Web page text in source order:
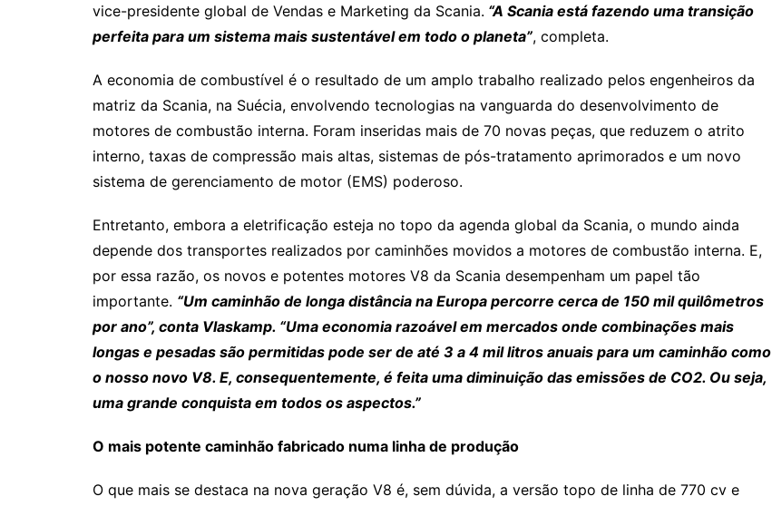
vice-presidente global de Vendas e Marketing da Scania. “A Scania está fazendo uma transição
perfeita para um sistema mais sustentável em todo o planeta”, completa.
A economia de combustível é o resultado de um amplo trabalho realizado pelos engenheiros da
matriz da Scania, na Suécia, envolvendo tecnologias na vanguarda do desenvolvimento de
motores de combustão interna. Foram inseridas mais de 70 novas peças, que reduzem o atrito
interno, taxas de compressão mais altas, sistemas de pós-tratamento aprimorados e um novo
sistema de gerenciamento de motor (EMS) poderoso.
Entretanto, embora a eletrificação esteja no topo da agenda global da Scania, o mundo ainda
depende dos transportes realizados por caminhões movidos a motores de combustão interna. E,
por essa razão, os novos e potentes motores V8 da Scania desempenham um papel tão
importante. “Um caminhão de longa distância na Europa percorre cerca de 150 mil quilômetros
por ano”, conta Vlaskamp. “Uma economia razoável em mercados onde combinações mais
longas e pesadas são permitidas pode ser de até 3 a 4 mil litros anuais para um caminhão como
o nosso novo V8. E, consequentemente, é feita uma diminuição das emissões de CO2. Ou seja,
uma grande conquista em todos os aspectos.”
O mais potente caminhão fabricado numa linha de produção
O que mais se destaca na nova geração V8 é, sem dúvida, a versão topo de linha de 770 cv e